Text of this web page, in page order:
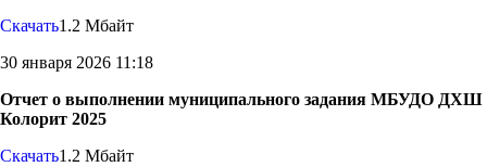
Скачать1.2 Мбайт
30 января 2026 11:18
Отчет о выполнении муниципального задания МБУДО ДХШ
Колорит 2025
Скачать1.2 Мбайт